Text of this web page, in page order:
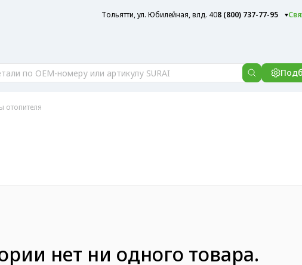
Тольятти, ул. Юбилейная, влд. 408 (800) 737-77-95
отопителя
нет ни одного товара.